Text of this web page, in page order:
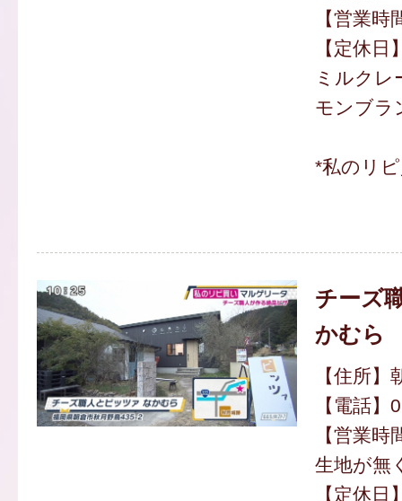
【営業
【定休日
ミルクレ
モンブラ
*私のリ
チーズ
かむら
【住所
【電話
【営業
生地が無
【定休日